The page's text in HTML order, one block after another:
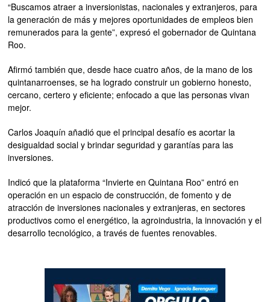
“Buscamos atraer a inversionistas, nacionales y extranjeros, para
la generación de más y mejores oportunidades de empleos bien
remunerados para la gente”, expresó el gobernador de Quintana
Roo.
Afirmó también que, desde hace cuatro años, de la mano de los
quintanarroenses, se ha logrado construir un gobierno honesto,
cercano, certero y eficiente; enfocado a que las personas vivan
mejor.
Carlos Joaquín añadió que el principal desafío es acortar la
desigualdad social y brindar seguridad y garantías para las
inversiones.
Indicó que la plataforma “Invierte en Quintana Roo” entró en
operación en un espacio de construcción, de fomento y de
atracción de inversiones nacionales y extranjeras, en sectores
productivos como el energético, la agroindustria, la innovación y el
desarrollo tecnológico, a través de fuentes renovables.